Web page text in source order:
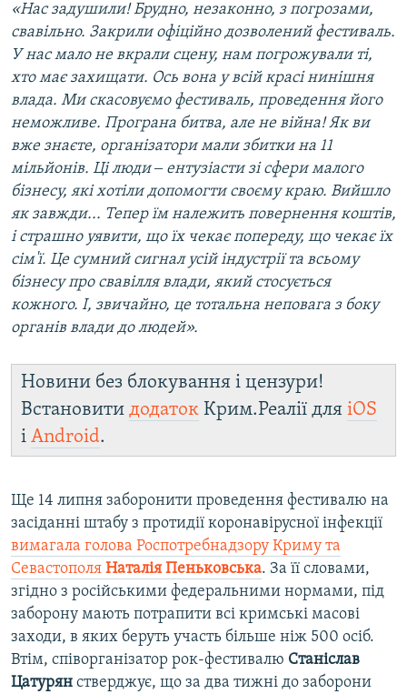
«Нас задушили! Брудно, незаконно, з погрозами,
свавільно. Закрили офіційно дозволений фестиваль.
У нас мало не вкрали сцену, нам погрожували ті,
хто має захищати. Ось вона у всій красі нинішня
влада. Ми скасовуємо фестиваль, проведення його
неможливе. Програна битва, але не війна! Як ви
вже знаєте, організатори мали збитки на 11
мільйонів. Ці люди ‒ ентузіасти зі сфери малого
бізнесу, які хотіли допомогти своєму краю. Вийшло
як завжди... Тепер їм належить повернення коштів,
і страшно уявити, що їх чекає попереду, що чекає їх
сім'ї. Це сумний сигнал усій індустрії та всьому
бізнесу про свавілля влади, який стосується
кожного. І, звичайно, це тотальна неповага з боку
органів влади до людей».
Новини без блокування і цензури!
Встановити додаток Крим.Реалії для iOS
і Android.
Ще 14 липня заборонити проведення фестивалю на
засіданні штабу з протидії коронавірусної інфекції
вимагала голова Роспотребнадзору Криму та
Севастополя Наталія Пеньковська. За її словами,
згідно з російськими федеральними нормами, під
заборону мають потрапити всі кримські масові
заходи, в яких беруть участь більше ніж 500 осіб.
Втім, співорганізатор рок-фестивалю Станіслав
Цатурян стверджує, що за два тижні до заборони